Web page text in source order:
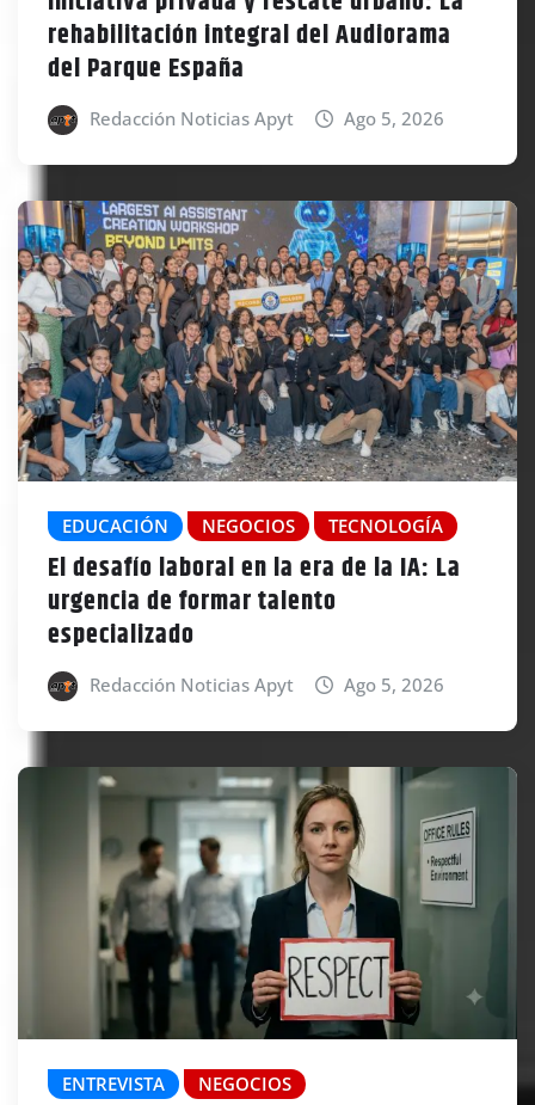
rehabilitación integral del Audiorama
del Parque España
Redacción Noticias Apyt Ago 5, 2026
EDUCACIÓN NEGOCIOS TECNOLOGÍA
El desafío laboral en la era de la IA: La
urgencia de formar talento
especializado
Redacción Noticias Apyt Ago 5, 2026
ENTREVISTA NEGOCIOS